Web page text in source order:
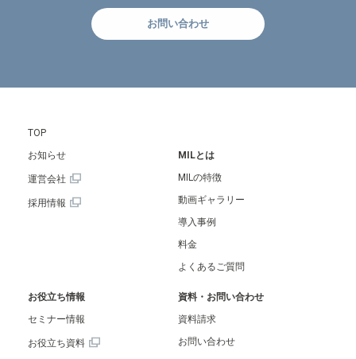
お問い合わせ
TOP
お知らせ
運営会社
採用情報
MILとは
MILの特徴
動画ギャラリー
導入事例
料金
よくあるご質問
お役立ち情報
セミナー情報
お役立ち資料
資料・お問い合わせ
資料請求
お問い合わせ